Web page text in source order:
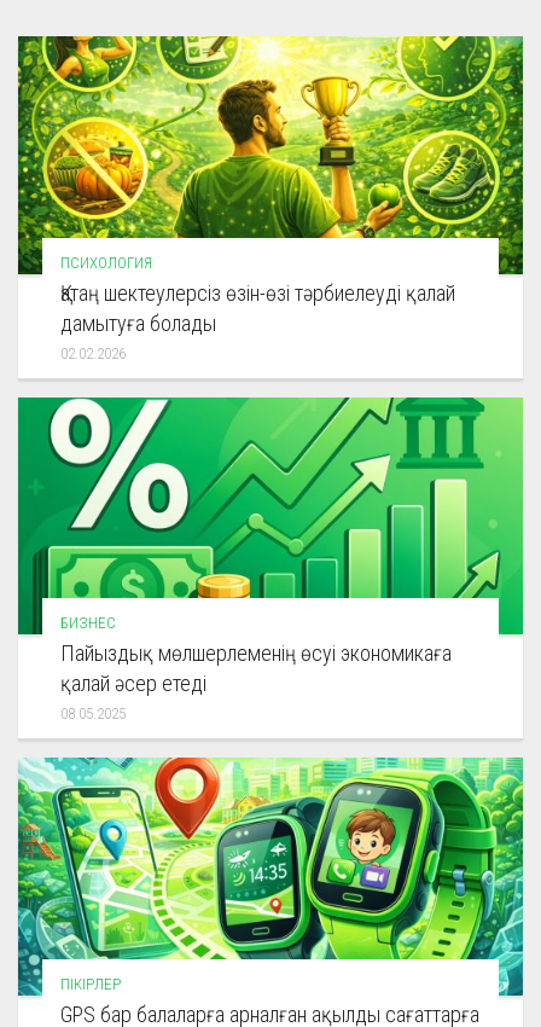
ПСИХОЛОГИЯ
Қатаң шектеулерсіз өзін-өзі тәрбиелеуді қалай
дамытуға болады
02.02.2026
БИЗНЕС
Пайыздық мөлшерлеменің өсуі экономикаға
қалай әсер етеді
08.05.2025
ПІКІРЛЕР
GPS бар балаларға арналған ақылды сағаттарға